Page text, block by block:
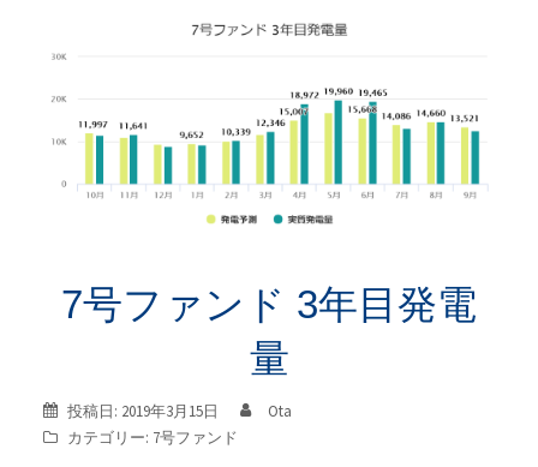
7号ファンド 3年目発電
量
投稿日: 2019年3月15日
Ota
カテゴリー: 7号ファンド